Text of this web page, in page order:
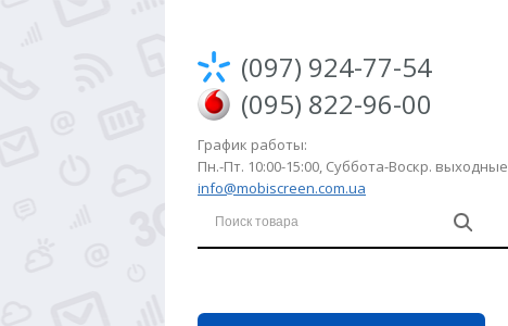
(097) 924-77-54
(095) 822-96-00
График работы:
Пн.-Пт. 10:00-15:00, Суббота-Воскр. выходные
info@mobiscreen.com.ua